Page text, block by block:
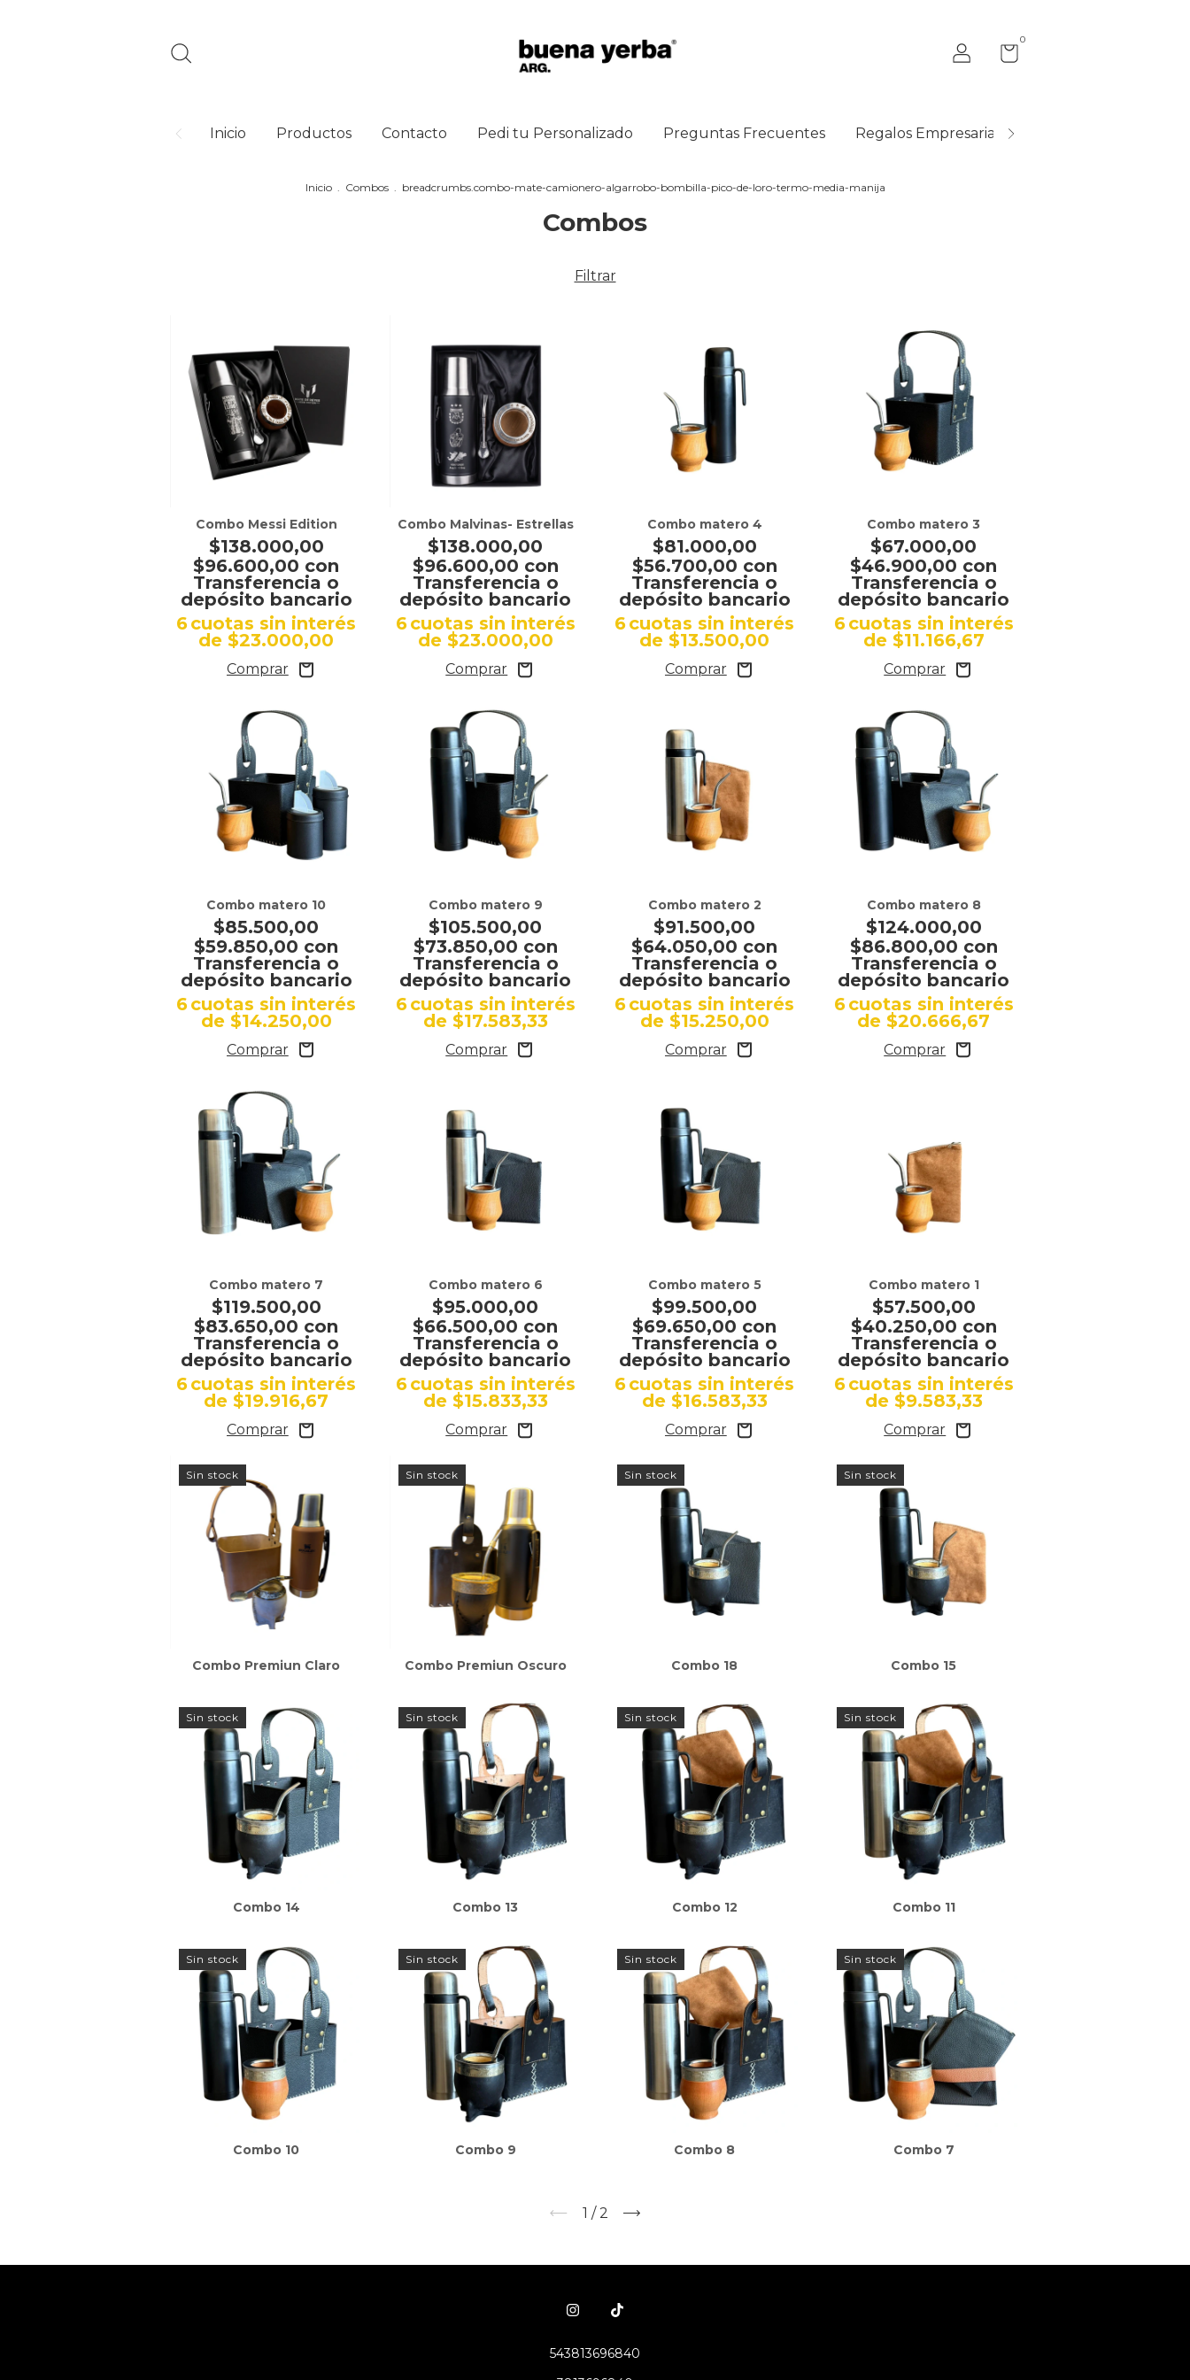
0
Inicio Productos Contacto Pedi tu Personalizado Preguntas Frecuentes Regalos Empresariales
Inicio Combos breadcrumbs.combo-mate-camionero-algarrobo-bombilla-pico-de-loro-termo-media-manija
Combos
Filtrar
Combo Messi Edition
$138.000,00
$96.600,00 con
Transferencia o
depósito bancario
6cuotas sin interés
de$23.000,00
Combo Malvinas- Estrellas
$138.000,00
$96.600,00 con
Transferencia o
depósito bancario
6cuotas sin interés
de $23.000,00
Combo matero 4
$81.000,00
$56.700,00 con
Transferencia o
depósito bancario
6cuotas sin interés
de$13.500,00
Combo matero 3
$67.000,00
$46.900,00 con
Transferencia o
depósito bancario
6cuotas sin interés
de $11.166,67
Combo matero 10
$85.500,00
$59.850,00 con
Transferencia o
depósito bancario
6cuotas sin interés
de $14.250,00
Combo matero 9
$105.500,00
$73.850,00 con
Transferencia o
depósito bancario
6cuotas sin interés
de $17.583,33
Combo matero 2
$91.500,00
$64.050,00 con
Transferencia o
depósito bancario
6cuotas sin interés
de $15.250,00
Combo matero 8
$124.000,00
$86.800,00 con
Transferencia o
depósito bancario
6cuotas sin interés
de$20.666,67
Combo matero 7
$119.500,00
$83.650,00 con
Transferencia o
depósito bancario
6cuotas sin interés
de$19.916,67
Combo matero 6
$95.000,00
$66.500,00 con
Transferencia o
depósito bancario
6cuotas sin interés
de $15.833,33
Combo matero 5
$99.500,00
$69.650,00 con
Transferencia o
depósito bancario
6cuotas sin interés
de $16.583,33
Combo matero 1
$57.500,00
$40.250,00 con
Transferencia o
depósito bancario
6cuotas sin interés
de $9.583,33
Sin stock
Combo Premiun Claro
Sin stock
Combo Premiun Oscuro
Sin stock
Combo 18
Sin stock
Combo 15
Sin stock
Combo 14
Sin stock
Combo 13
Sin stock
Combo 12
Sin stock
Combo 11
Sin stock
Combo 10
Sin stock
Combo 9
Sin stock
Combo 8
Sin stock
Combo 7
1 / 2
543813696840